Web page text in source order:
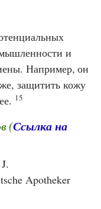
и
Например, он
защитить кожу
15
(Ссылка на
Apotheker